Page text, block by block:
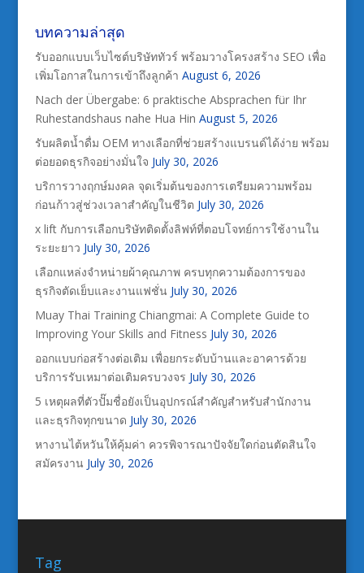
บทความล่าสุด
รับออกแบบเว็บไซต์บริษัททัวร์ พร้อมวางโครงสร้าง SEO เพื่อ
เพิ่มโอกาสในการเข้าถึงลูกค้า August 6, 2026
Nach der Übergabe: 6 praktische Absprachen für Ihr
Ruhestandshaus nahe Hua Hin August 5, 2026
รับผลิตน้ำดื่ม OEM ทางเลือกที่ช่วยสร้างแบรนด์ได้ง่าย พร้อม
ต่อยอดธุรกิจอย่างมั่นใจ July 30, 2026
บริการวางฤกษ์มงคล จุดเริ่มต้นของการเตรียมความพร้อม
ก่อนก้าวสู่ช่วงเวลาสำคัญในชีวิต July 30, 2026
x lift กับการเลือกบริษัทติดตั้งลิฟท์ที่ตอบโจทย์การใช้งานใน
ระยะยาว July 30, 2026
เลือกแหล่งจำหน่ายผ้าคุณภาพ ครบทุกความต้องการของ
ธุรกิจตัดเย็บและงานแฟชั่น July 30, 2026
Muay Thai Training Chiangmai: A Complete Guide to
Improving Your Skills and Fitness July 30, 2026
ออกแบบก่อสร้างต่อเติม เพื่อยกระดับบ้านและอาคารด้วย
บริการรับเหมาต่อเติมครบวงจร July 30, 2026
5 เหตุผลที่ตัวปั๊มชื่อยังเป็นอุปกรณ์สำคัญสำหรับสำนักงาน
และธุรกิจทุกขนาด July 30, 2026
หางานไต้หวันให้คุ้มค่า ควรพิจารณาปัจจัยใดก่อนตัดสินใจ
สมัครงาน July 30, 2026
Tag